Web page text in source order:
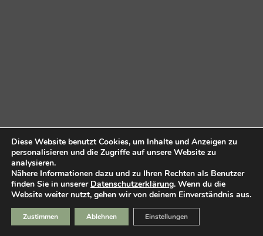
Diese Website benutzt Cookies, um Inhalte und Anzeigen zu
personalisieren und die Zugriffe auf unsere Website zu
analysieren.
Nähere Informationen dazu und zu Ihren Rechten als Benutzer
finden Sie in unserer Datenschutzerklärung. Wenn du die
Website weiter nutzt, gehen wir von deinem Einverständnis aus.
Zustimmen Ablehnen Einstellungen